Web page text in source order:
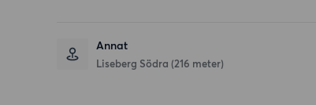
Annat
Liseberg Södra (216 meter)